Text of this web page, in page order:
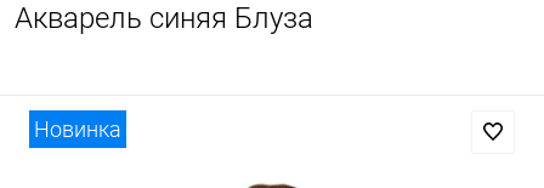
Акварель синяя Блуза
Новинка